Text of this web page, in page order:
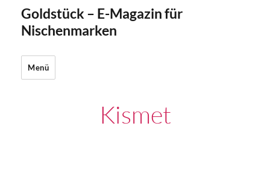
Goldstück – E-Magazin für
Nischenmarken
Menü
Kismet